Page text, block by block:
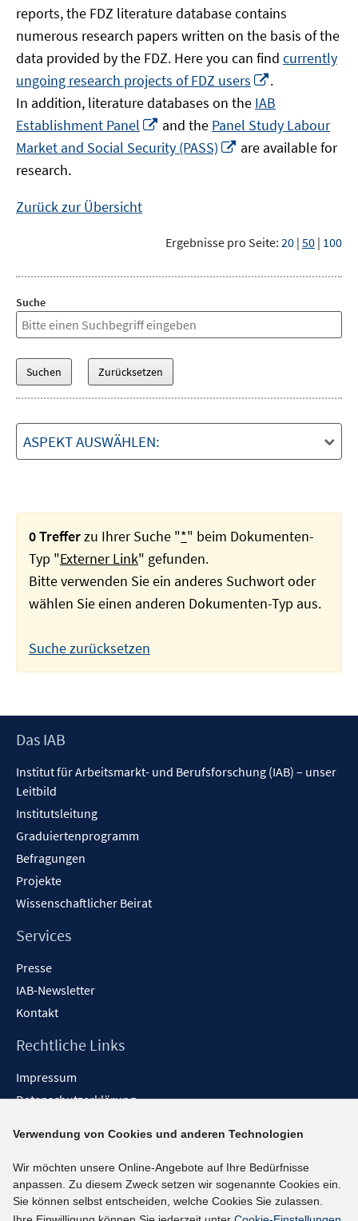
öffnen
reports, the FDZ literature database contains
numerous research papers written on the basis of the
data provided by the FDZ. Here you can find currently
ungoing research projects of FDZ users
neuem
Fenster
öffnen
.
In addition, literature databases on the IAB
Establishment Panel
In
neuem
Fenster
and the Panel Study Labour
Market and Social Security (PASS)
In
are available for
research.
Zurück zur Übersicht
Ergebnisse pro Seite: 20 | 50 | 100
Suche
ASPEKT AUSWÄHLEN:
0 Trefferzu Ihrer Suche "*" beim Dokumenten-
Typ "Externer Link" gefunden.
Bitte verwenden Sie ein anderes Suchwort oder
wählen Sie einen anderen Dokumenten-Typ aus.
Suche zurücksetzen
Footer
Das IAB
Institut für Arbeitsmarkt- und Berufsforschung (IAB) – unser
Leitbild
Institutsleitung
Graduiertenprogramm
Befragungen
Projekte
Wissenschaftlicher Beirat
Services
Presse
IAB-Newsletter
Kontakt
Rechtliche Links
Impressum
Datenschutzerklärung
Barrieren melden
Social-Media-Kanäle
BlueSky
Verwendung von Cookies und anderen Technologien
Wir möchten unsere Online-Angebote auf Ihre Bedürfnisse
anpassen. Zu diesem Zweck setzen wir sogenannte Cookies ein.
Sie können selbst entscheiden, welche Cookies Sie zulassen.